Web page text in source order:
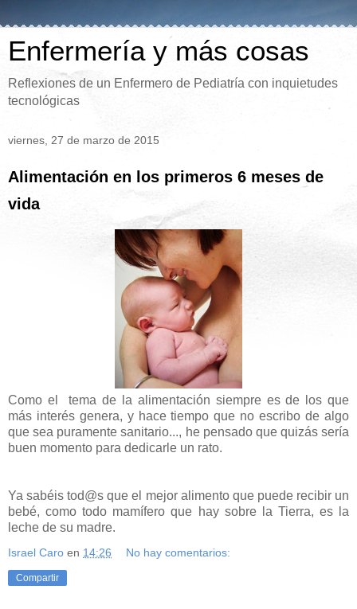
Enfermería y más cosas
Reflexiones de un Enfermero de Pediatría con inquietudes
tecnológicas
viernes, 27 de marzo de 2015
Alimentación en los primeros 6 meses de
vida
Como el tema de la alimentación siempre es de los que
más interés genera, y hace tiempo que no escribo de algo
que sea puramente sanitario..., he pensado que quizás sería
buen momento para dedicarle un rato.
Ya sabéis tod@s que el mejor alimento que puede recibir un
bebé, como todo mamífero que hay sobre la Tierra, es la
leche de su madre.
Israel Caro en 14:26 No hay comentarios:
Compartir